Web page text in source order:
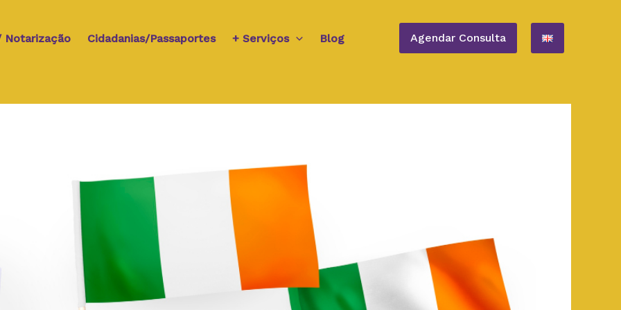
Notarização Cidadanias/Passaportes + Serviços Blog Agendar Consulta